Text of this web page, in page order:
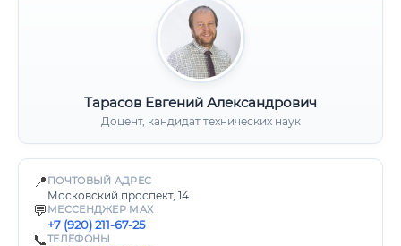
Тарасов Евгений Александрович
Доцент, кандидат технических наук
📍 ПОЧТОВЫЙ АДРЕС
Московский проспект, 14
💬 МЕССЕНДЖЕР MAX
+7 (920) 211-67-25
📞ТЕЛЕФОНЫ